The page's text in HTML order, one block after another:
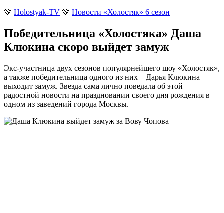
💚 Holostyak-TV 💚 Новости «Холостяк» 6 сезон
Победительница «Холостяка» Даша
Клюкина скоро выйдет замуж
Экс-участница двух сезонов популярнейшего шоу «Холостяк»,
а также победительница одного из них – Дарья Клюкина
выходит замуж. Звезда сама лично поведала об этой
радостной новости на праздновании своего дня рождения в
одном из заведений города Москвы.